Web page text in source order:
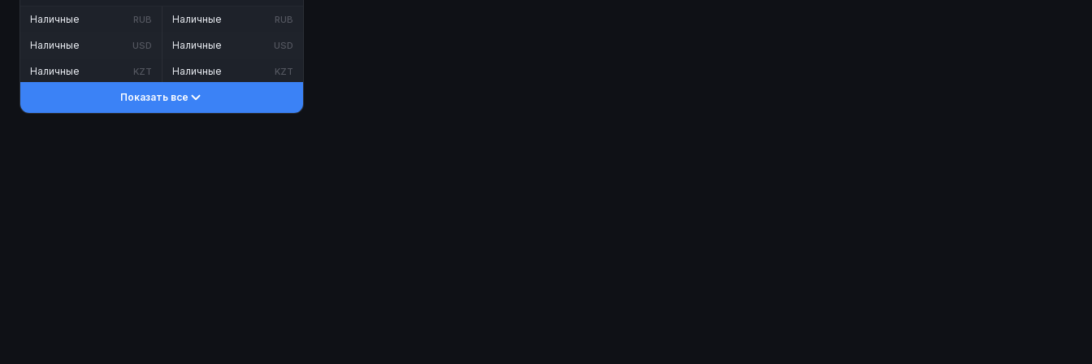
Наличные RUB
Наличные USD
Наличные KZT
Наличные RUB
Наличные USD
Наличные KZT
Показать все